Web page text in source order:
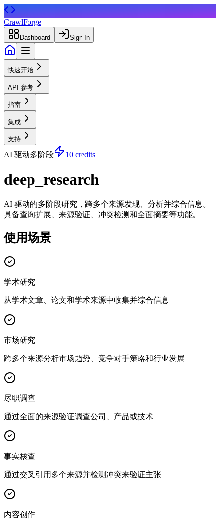
CrawlForge
Dashboard Sign In
快速开始
API 参考
指南
集成
支持
AI 驱动多阶段 10 credits
deep_research
AI 驱动的多阶段研究，跨多个来源发现、分析并综合信息。
具备查询扩展、来源验证、冲突检测和全面摘要等功能。
使用场景
学术研究
从学术文章、论文和学术来源中收集并综合信息
市场研究
跨多个来源分析市场趋势、竞争对手策略和行业发展
尽职调查
通过全面的来源验证调查公司、产品或技术
事实核查
通过交叉引用多个来源并检测冲突来验证主张
内容创作